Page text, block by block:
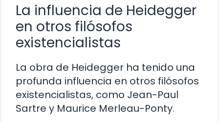
La influencia de Heidegger
en otros filósofos
existencialistas
La obra de Heidegger ha tenido una
profunda influencia en otros filósofos
existencialistas, como Jean-Paul
Sartre y Maurice Merleau-Ponty.